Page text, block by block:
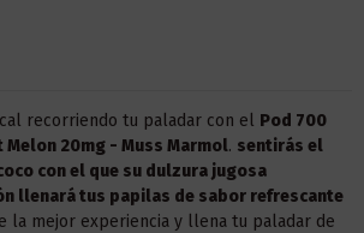
recorriendo tu paladar con el Pod 700
20mg - Muss Marmol. sentirás el
con el que su dulzura jugosa
llenará tus papilas de sabor refrescante
la mejor experiencia y llena tu paladar de